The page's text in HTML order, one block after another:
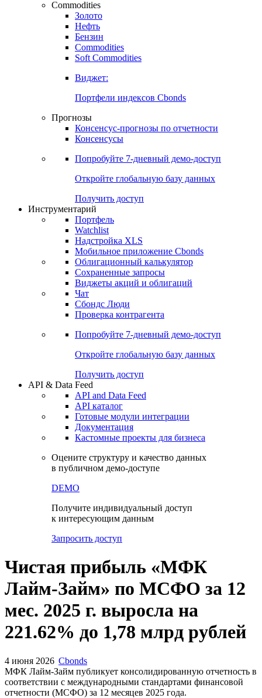
Commodities
Золото
Нефть
Бензин
Commodities
Soft Commodities
Виджет:
Портфели индексов Cbonds
Прогнозы
Консенсус-прогнозы по отчетности
Консенсусы
Попробуйте 7-дневный демо-доступ
Откройте глобальную базу данных
Получить доступ
Инструментарий
Портфель
Watchlist
Надстройка XLS
Мобильное приложение Cbonds
Облигационный калькулятор
Сохраненные запросы
Виджеты акций и облигаций
Чат
Сбондс Люди
Проверка контрагента
Попробуйте 7-дневный демо-доступ
Откройте глобальную базу данных
Получить доступ
API & Data Feed
API and Data Feed
API каталог
Готовые модули интеграции
Документация
Кастомные проекты для бизнеса
Оцените структуру и качество данных
в публичном демо-доступе
DEMO
Получите индивидуальный доступ
к интересующим данным
Запросить доступ
Чистая прибыль «МФК
Лайм-Займ» по МСФО за 12
мес. 2025 г. выросла на
221.62% до 1,78 млрд рублей
4 июня 2026 Cbonds
МФК Лайм-Займ публикует консолидированную отчетность в
соответствии с международными стандартами финансовой
отчетности (МСФО) за 12 месяцев 2025 года.